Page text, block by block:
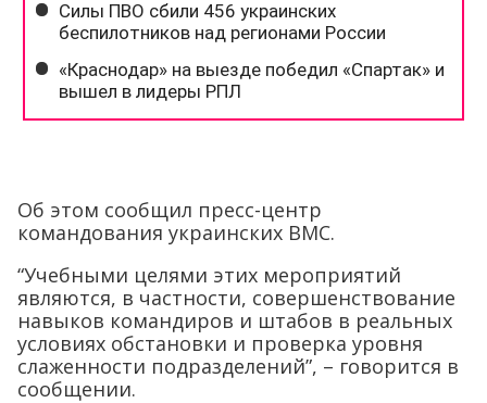
Об этом сообщил пресс-центр
командования украинских ВМС.
“Учебными целями этих мероприятий
являются, в частности, совершенствование
навыков командиров и штабов в реальных
условиях обстановки и проверка уровня
слаженности подразделений”, – говорится в
сообщении.